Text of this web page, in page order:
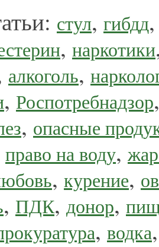
стул, гибдд
, наркотики
алкоголь,
, Роспотребнадзор
, опасные
право на воду,
, курение,
, ПДК, донор,
, водка